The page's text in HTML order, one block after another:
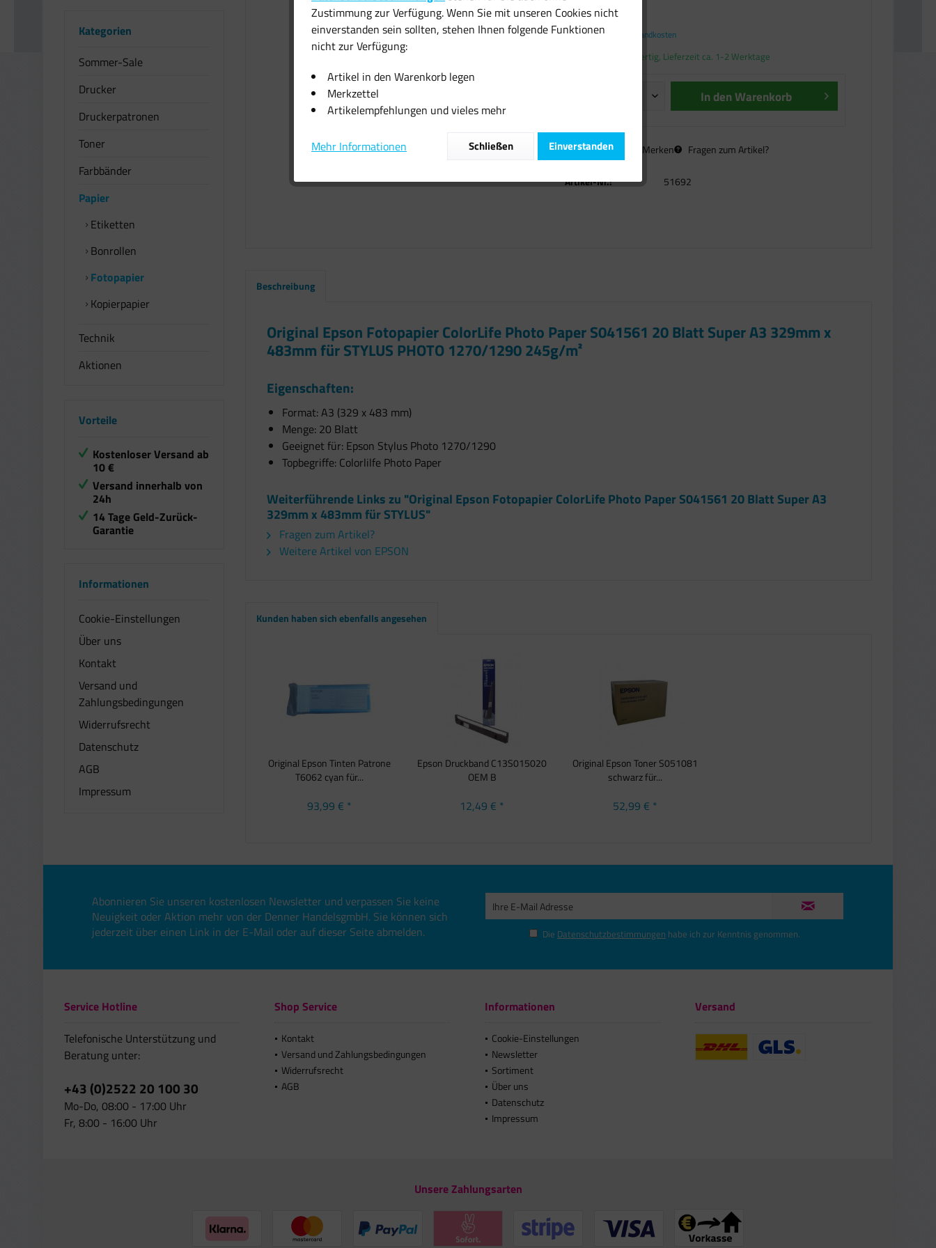
Kategorien
Sommer-Sale
Drucker
Druckerpatronen
Toner
Farbbänder
Papier
Etiketten
Bonrollen
Fotopapier
Kopierpapier
Technik
Aktionen
Vorteile
Kostenloser Versand ab
10 €
Versand innerhalb von
24h
14 Tage Geld-Zurück-
Garantie
Informationen
Cookie-Einstellungen
Über uns
Kontakt
Versand und
Zahlungsbedingungen
Widerrufsrecht
Datenschutz
AGB
Impressum
23,99 € *
inkl. MwSt. zzgl. Versandkosten
Sofort versandfertig, Lieferzeit ca. 1-2 Werktage
In denWarenkorb
Vergleichen Merken Fragen zum Artikel?
Artikel-Nr.: 51692
Beschreibung
Original Epson Fotopapier ColorLife Photo Paper S041561 20 Blatt Super A3 329mm x
483mm für STYLUS PHOTO 1270/1290 245g/m²
Eigenschaften:
Format: A3 (329 x 483 mm)
Menge: 20 Blatt
Geeignet für: Epson Stylus Photo 1270/1290
Topbegriffe: Colorlilfe Photo Paper
Weiterführende Links zu "Original Epson Fotopapier ColorLife Photo Paper S041561 20 Blatt Super A3
329mm x 483mm für STYLUS"
Fragen zum Artikel?
Weitere Artikel von EPSON
Kunden haben sich ebenfalls angesehen
Original Epson Tinten Patrone
T6062 cyan für...
93,99 € *
Epson Druckband C13S015020
OEM B
12,49 € *
Original Epson Toner S051081
schwarz für...
52,99 € *
Abonnieren Sie unseren kostenlosen Newsletter und verpassen Sie keine
Neuigkeit oder Aktion mehr von der Denner HandelsgmbH. Sie können sich
jederzeit über einen Link in der E-Mail oder auf dieser Seite abmelden.
Die Datenschutzbestimmungen habe ich zur Kenntnis genommen.
Service Hotline
Telefonische Unterstützung und
Beratung unter:
+43 (0)2522 20 100 30
Mo-Do, 08:00 - 17:00 Uhr
Fr, 8:00 - 16:00 Uhr
Shop Service
Kontakt
Versand und Zahlungsbedingungen
Widerrufsrecht
AGB
Informationen
Cookie-Einstellungen
Newsletter
Sortiment
Über uns
Datenschutz
Impressum
Versand
Unsere Zahlungsarten
Zustimmung zur Verfügung. Wenn Sie mit unseren Cookies nicht
einverstanden sein sollten, stehen Ihnen folgende Funktionen
nicht zur Verfügung:
Artikel in den Warenkorb legen
Merkzettel
Artikelempfehlungen und vieles mehr
Mehr Informationen Einverstanden
Schließen